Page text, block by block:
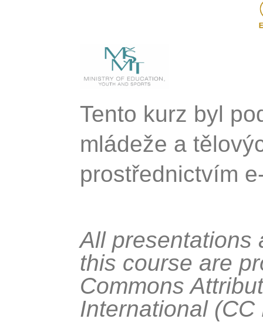
Tento kurz byl
mládeže a
prostřednictvím
All presentations
this course are
Commons
International